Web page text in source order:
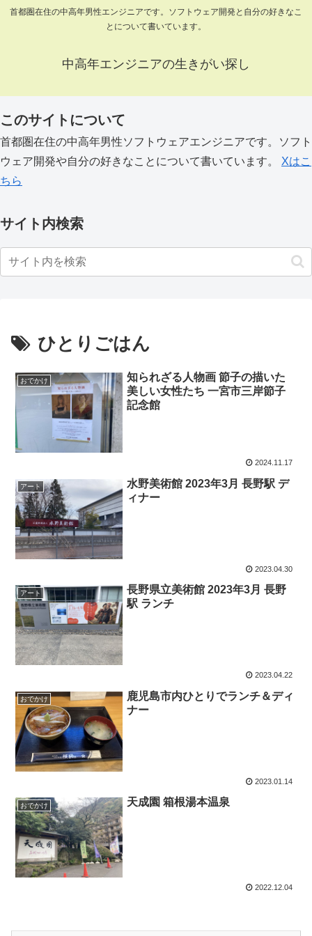
首都圏在住の中高年男性エンジニアです。ソフトウェア開発と自分の好きなこ
とについて書いています。
中高年エンジニアの生きがい探し
このサイトについて
首都圏在住の中高年男性ソフトウェアエンジニアです。ソフト
ウェア開発や自分の好きなことについて書いています。 Xはこ
ちら
サイト内検索
ひとりごはん
おでかけ
知られざる人物画 節子の描いた
美しい女性たち 一宮市三岸節子
記念館
2024.11.17
アート
水野美術館 2023年3月 長野駅 デ
ィナー
2023.04.30
アート
長野県立美術館 2023年3月 長野
駅 ランチ
2023.04.22
おでかけ
鹿児島市内ひとりでランチ＆ディ
ナー
2023.01.14
おでかけ 天成園 箱根湯本温泉
2022.12.04